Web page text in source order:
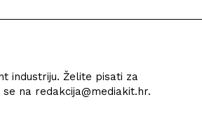
industriju. Želite pisati za
na redakcija@mediakit.hr.